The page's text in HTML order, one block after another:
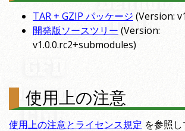
TAR + GZIP パッケージ (Version:
開発版ソースツリー (Version:
v1.0.0.rc2+submodules)
使用上の注意
使用上の注意とライセンス規定 を参照